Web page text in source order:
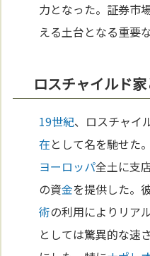
力となった。証券市
える土台となる重要
ロスチャイルド
19世紀、ロスチャイ
在として名を馳せた
ヨーロッパ全土に支
の資金を提供した。
術の利用によりリア
としては驚異的な速